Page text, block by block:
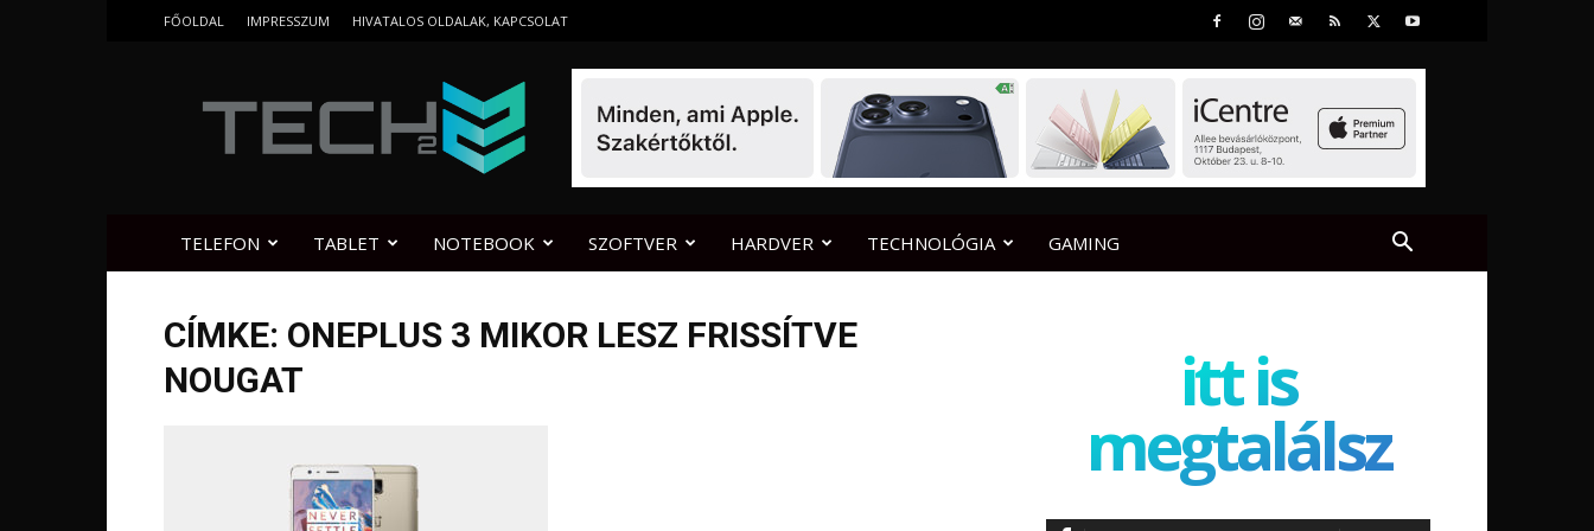
FŐOLDAL IMPRESSZUM HIVATALOS OLDALAK, KAPCSOLAT
TELEFON TABLET NOTEBOOK SZOFTVER HARDVER TECHNOLÓGIA GAMING
CÍMKE: ONEPLUS 3 MIKOR LESZ FRISSÍTVE
NOUGAT
itt is
megtalálsz